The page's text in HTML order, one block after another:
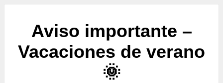
Aviso importante –
Vacaciones de verano
🌞